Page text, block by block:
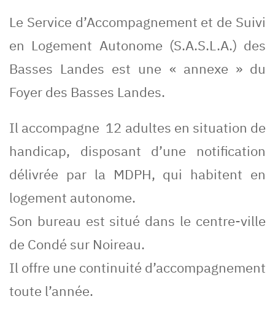
Le Service d’Accompagnement et de Suivi
en Logement Autonome (S.A.S.L.A.) des
Basses Landes est une « annexe » du
Foyer des Basses Landes.
Il accompagne 12 adultes en situation de
handicap, disposant d’une notification
délivrée par la MDPH, qui habitent en
logement autonome.
Son bureau est situé dans le centre-ville
de Condé sur Noireau.
Il offre une continuité d’accompagnement
toute l’année.